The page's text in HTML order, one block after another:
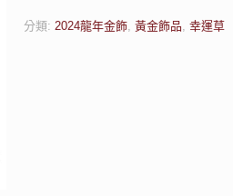
分類: 2024龍年金飾, 黃金飾品, 幸運草